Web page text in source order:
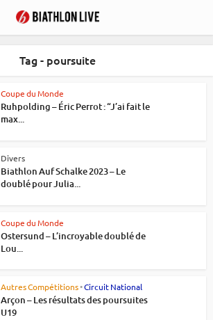
Tag - poursuite
Coupe du Monde
Ruhpolding – Éric Perrot : “J’ai fait le
max...
Divers
Biathlon Auf Schalke 2023 – Le
doublé pour Julia...
Coupe du Monde
Ostersund – L’incroyable doublé de
Lou...
Autres Compétitions•Circuit National
Arçon – Les résultats des poursuites
U19